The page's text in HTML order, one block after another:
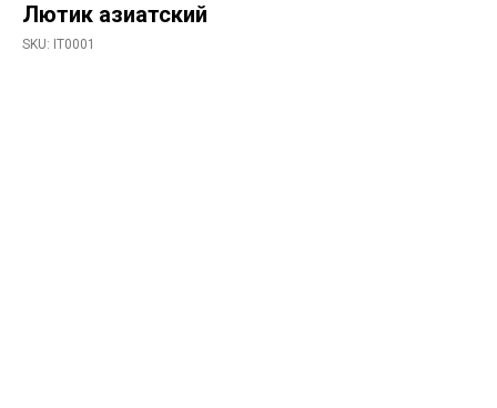
Лютик азиатский
SKU: IT0001